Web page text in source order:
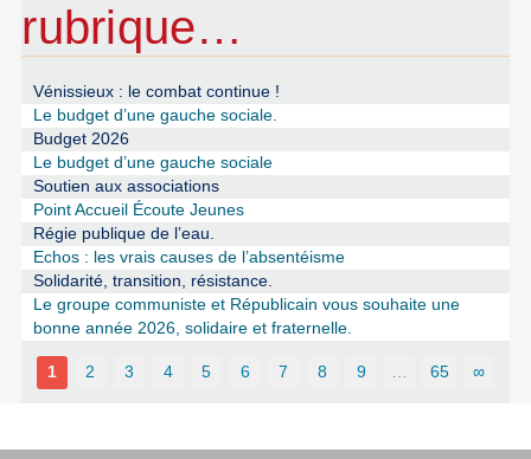
rubrique…
Vénissieux : le combat continue !
Le budget d’une gauche sociale.
Budget 2026
Le budget d’une gauche sociale
Soutien aux associations
Point Accueil Écoute Jeunes
Régie publique de l’eau.
Echos : les vrais causes de l’absentéisme
Solidarité, transition, résistance.
Le groupe communiste et Républicain vous souhaite une
bonne année 2026, solidaire et fraternelle.
1 2 3 4 5 6 7 8 9 65 ∞